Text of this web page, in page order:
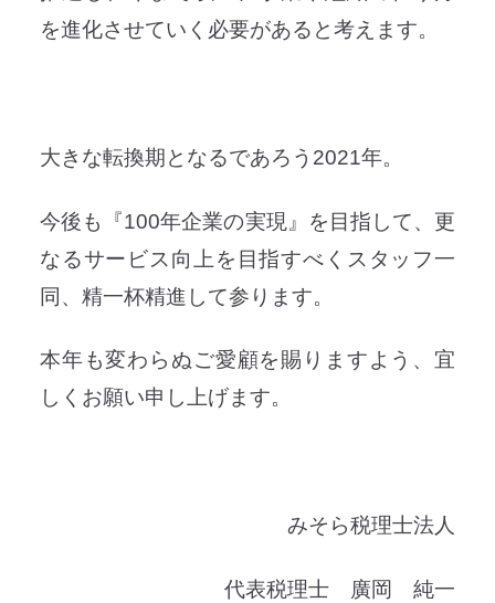
を進化させていく必要があると考えます。
大きな転換期となるであろう2021年。
今後も『100年企業の実現』を目指して、更
なるサービス向上を目指すべくスタッフ一
同、精一杯精進して参ります。
本年も変わらぬご愛顧を賜りますよう、宜
しくお願い申し上げます。
みそら税理士法人
代表税理士 廣岡 純一